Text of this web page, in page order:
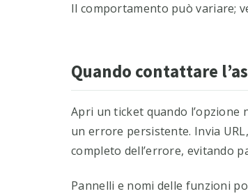
Il comportamento può variare;
Quando contattare
Apri un ticket quando l’opzione
un errore persistente. Invia
completo dell’errore, evitando
Pannelli e nomi delle funzioni